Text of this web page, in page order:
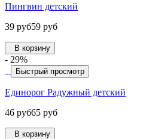
Пингвин детский
39 руб59 руб
В корзину
- 29%
Быстрый просмотр
Единорог Радужный детский
46 руб65 руб
В корзину